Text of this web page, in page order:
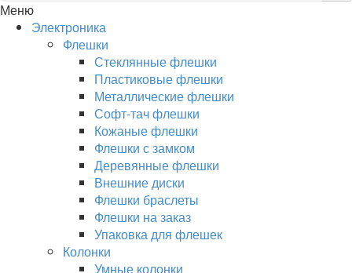
Меню
Электроника
Флешки
Стеклянные флешки
Пластиковые флешки
Металлические флешки
Софт-тач флешки
Кожаные флешки
Флешки с замком
Деревянные флешки
Внешние диски
Флешки браслеты
Флешки на заказ
Упаковка для флешек
Колонки
Умные колонки